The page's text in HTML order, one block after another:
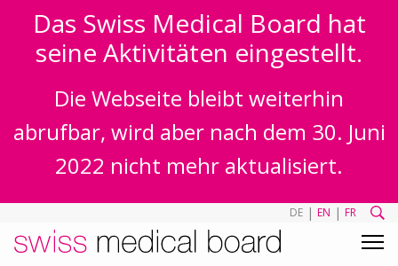
Das Swiss Medical Board hat
seine Aktivitäten eingestellt.
Die Webseite bleibt weiterhin
abrufbar, wird aber nach dem 30. Juni
2022 nicht mehr aktualisiert.
DE | EN | FR